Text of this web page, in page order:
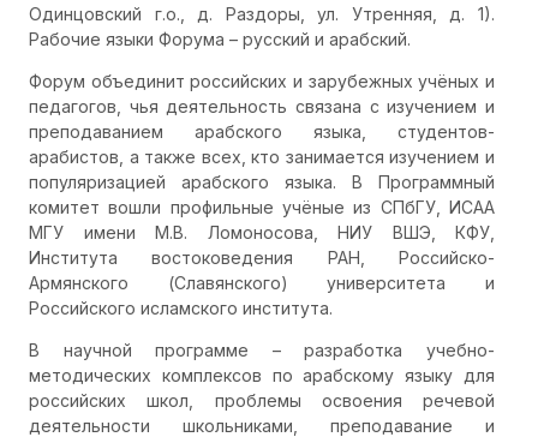
Одинцовский г.о., д. Раздоры, ул. Утренняя, д. 1).
Рабочие языки Форума – русский и арабский.
Форум объединит российских и зарубежных учёных и
педагогов, чья деятельность связана с изучением и
преподаванием арабского языка, студентов-
арабистов, а также всех, кто занимается изучением и
популяризацией арабского языка. В Программный
комитет вошли профильные учёные из СПбГУ, ИСАА
МГУ имени М.В. Ломоносова, НИУ ВШЭ, КФУ,
Института востоковедения РАН, Российско-
Армянского (Славянского) университета и
Российского исламского института.
В научной программе – разработка учебно-
методических комплексов по арабскому языку для
российских школ, проблемы освоения речевой
деятельности школьниками, преподавание и